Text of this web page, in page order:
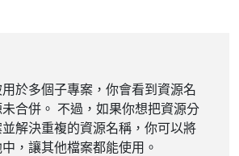
於多個子專案，你會看到資源名
合併。 不過，如果你想把資源分
解決重複的資源名稱，你可以將
，讓其他檔案都能使用。